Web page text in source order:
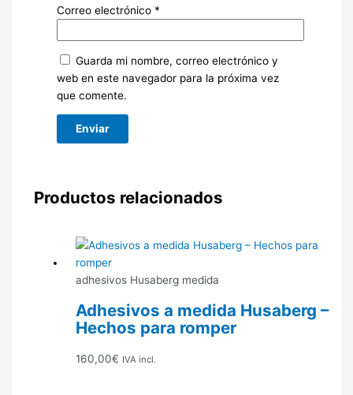
Correo electrónico *
Guarda mi nombre, correo electrónico y
web en este navegador para la próxima vez
que comente.
Productos relacionados
adhesivos Husaberg medida
Adhesivos a medida Husaberg –
Hechos para romper
160,00€ IVA incl.